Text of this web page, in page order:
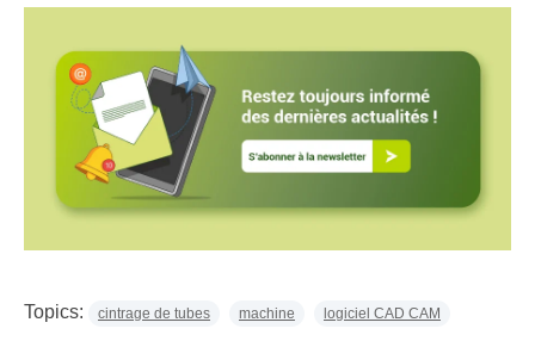
Topics: cintrage de tubes machine logiciel CAD CAM